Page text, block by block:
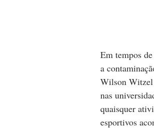
Em tempos
a
Wilson Witzel
nas
quaisquer
esportivos